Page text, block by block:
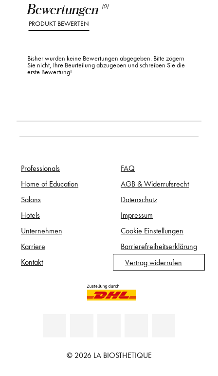
Bewertungen (0)
PRODUKT BEWERTEN
Bisher wurden keine Bewertungen abgegeben. Bitte zögern
Sie nicht, Ihre Beurteilung abzugeben und schreiben Sie die
erste Bewertung!
Professionals
Home of Education
Salons
Hotels
Unternehmen
Karriere
Kontakt
FAQ
AGB & Widerrufsrecht
Datenschutz
Impressum
Cookie Einstellungen
Barrierefreiheitserklärung
Vertrag widerrufen
© 2026 LA BIOSTHETIQUE